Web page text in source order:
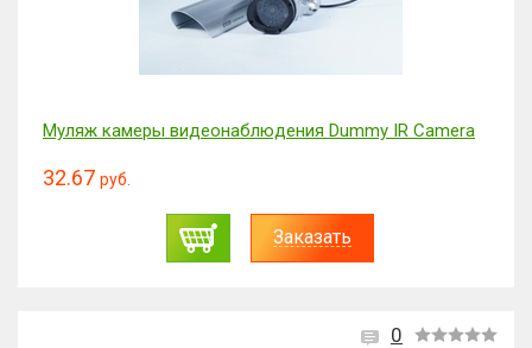
Муляж камеры видеонаблюдения Dummy IR Camera
32.67 руб.
Заказать
0